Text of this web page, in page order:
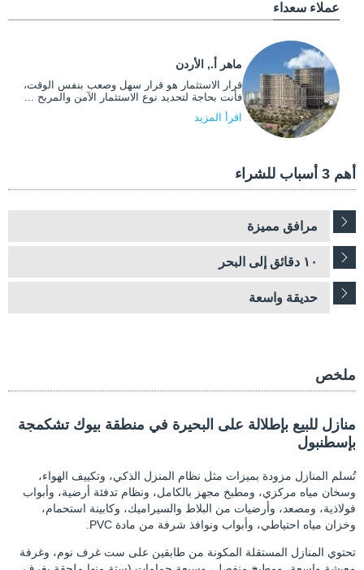
عملاء سعداء
ماهر أ., الأردن
قرار الاستثمار هو قرار سهل وصعب بنفس الوقت،
فأنت بحاجة لتحديد نوع الاستثمار الآمن والمربح ...
اقرأ المزيد
أهم 3 أسباب للشراء
مرافق مميزة
١٠ دقائق إلى البحر
حديقة واسعة
ملخص
منازل للبيع بإطلالة على البحيرة في منطقة بيوك تشكمجة
بإسطنبول
تُسلم المنازل مزودة بميزات مثل نظام المنزل الذكي، وتكييف الهواء،
وسخان مياه مركزي، ومطبخ مجهز بالكامل، ونظام تدفئة أرضية، وأبواب
فولاذية، ومصعد، وأرضيات من البلاط والسيراميك، وكابينة استحمام،
وخزان مياه احتياطي، وأبواب ونوافذ شرفة من مادة PVC.
تحتوي المنازل المستقلة المكونة من طابقين على ست غرف نوم، وغرفة